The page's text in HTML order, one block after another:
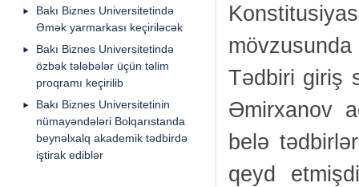
Bakı Biznes Universitetində
Əmək yarmarkası keçiriləcək
Bakı Biznes Universitetində
özbək tələbələr üçün təlim
proqramı keçirilib
Bakı Biznes Universitetinin
nümayəndələri Bolqarıstanda
beynəlxalq akademik tədbirdə
iştirak ediblər
Tədbiri giriş
Əmirxanov
belə
qeyd